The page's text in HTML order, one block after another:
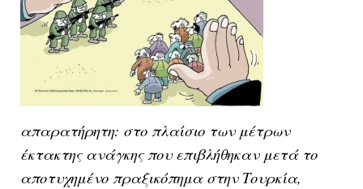
απαρατήρητη: στo πλαίσιo των μέτρων
έκτακτης ανάγκης που επιβλήθηκαν μετά το
αποτυχημένο πραξικόπημα στην Τουρκία,